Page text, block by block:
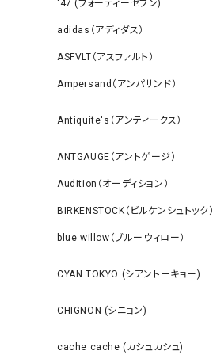
‘47 (フォーティーセブン)
adidas（アディダス）
ASFVLT（アスファルト）
Ampersand（アンパサンド）
Antiquite's（アンティークス）
ANTGAUGE（アントゲージ）
Audition（オーディション）
BIRKENSTOCK（ビルケンシュトック）
blue willow（ブルーウィロー）
CYAN TOKYO (シアントーキョー)
CHIGNON (シニョン)
cache cache (カシュカシュ)